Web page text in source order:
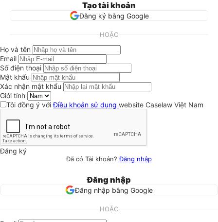
Tạo tài khoản
Đăng ký bằng Google
HOẶC
Họ và tên
Email
Số điện thoại
Mật khẩu
Xác nhận mật khẩu
Giới tính
Tôi đồng ý vớiĐiều khoản sử dụng website Caselaw Việt Nam
Đăng ký
Đã có Tài khoản?Đăng nhập
Đăng nhập
Đăng nhập bằng Google
HOẶC